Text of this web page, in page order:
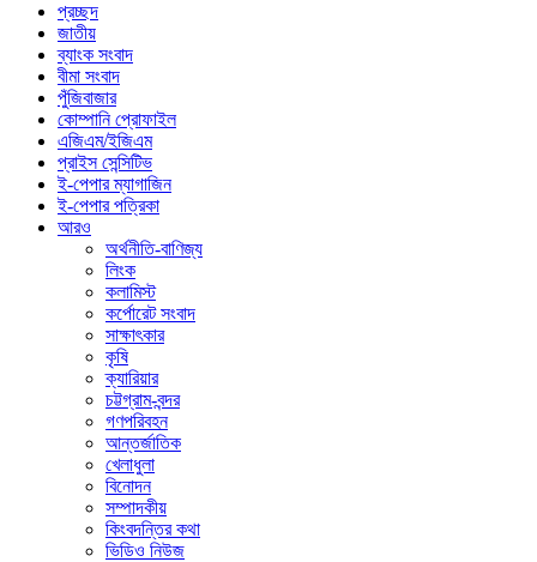
প্রচ্ছদ
জাতীয়
ব্যাংক সংবাদ
বীমা সংবাদ
পুঁজিবাজার
কোম্পানি প্রোফাইল
এজিএম/ইজিএম
প্রাইস সেন্সিটিভ
ই-পেপার ম্যাগাজিন
ই-পেপার পত্রিকা
আরও
অর্থনীতি-বাণিজ্য
লিংক
কলামিস্ট
কর্পোরেট সংবাদ
সাক্ষাৎকার
কৃষি
ক্যারিয়ার
চট্টগ্রাম-বন্দর
গণপরিবহন
আন্তর্জাতিক
খেলাধুলা
বিনোদন
সম্পাদকীয়
কিংবদন্তির কথা
ভিডিও নিউজ